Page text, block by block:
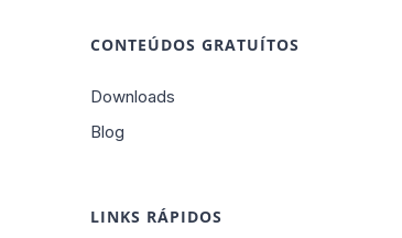
CONTEÚDOS GRATUÍTOS
Downloads
Blog
LINKS RÁPIDOS